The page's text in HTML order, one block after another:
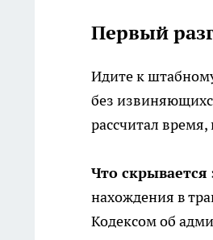
Первый
Идите к
без
рассчитал
Что
нахождения в
Кодексом об